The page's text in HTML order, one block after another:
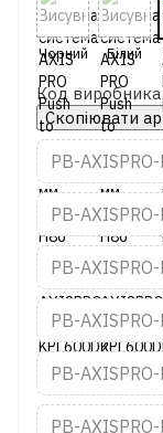
Код виробника
Скопіювати
PB-
PB-
PB-
PB-
PB-
PB-